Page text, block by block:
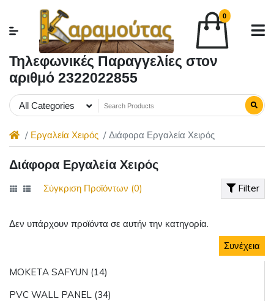
0
Τηλεφωνικές Παραγγελίες στον
αριθμό 2322022855
All Categories
Εργαλεία Χειρός Διάφορα Εργαλεία Χειρός
MOKETA SAFYUN (14)
PVC WALL PANEL (34)
Διάφορα Εργαλεία Χειρός
Filter
Σύγκριση Προϊόντων (0)
Δεν υπάρχουν προϊόντα σε αυτήν την κατηγορία.
Συνέχεια